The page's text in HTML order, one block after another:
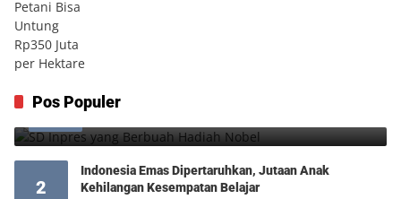
Pos Populer
1 SD Inpres yang Berbuah Hadiah Nobel
2
Indonesia Emas Dipertaruhkan, Jutaan Anak
Kehilangan Kesempatan Belajar